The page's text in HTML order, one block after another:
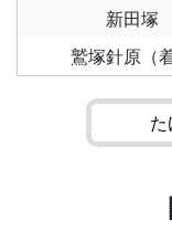
新田塚
鷲塚針原（着